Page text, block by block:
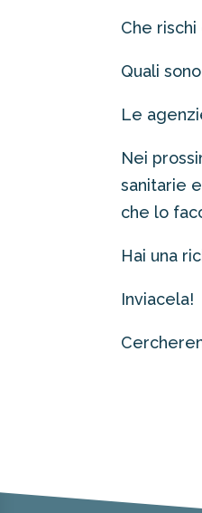
Che
Quali
Le
Nei
sanitarie
che lo
Hai una
Inviacela!